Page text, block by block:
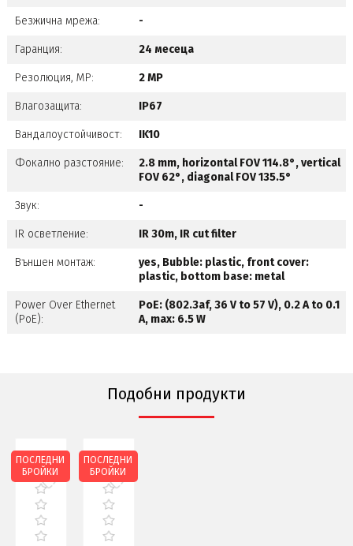
Безжична мрежа: -
Гаранция: 24 месеца
Резолюция, MP: 2 MP
Влагозащита: IP67
Вандалоустойчивост: IK10
Фокално разстояние:
2.8 mm, horizontal FOV 114.8°, vertical
FOV 62°, diagonal FOV 135.5°
Звук: -
IR осветление: IR 30m, IR cut filter
Външен монтаж:
yes, Bubble: plastic, front cover:
plastic, bottom base: metal
Power Over Ethernet
(PoE):
PoE: (802.3af, 36 V to 57 V), 0.2 A to 0.1
A, max: 6.5 W
Подобни продукти
ПОСЛЕДНИ
БРОЙКИ
ПОСЛЕДНИ
БРОЙКИ